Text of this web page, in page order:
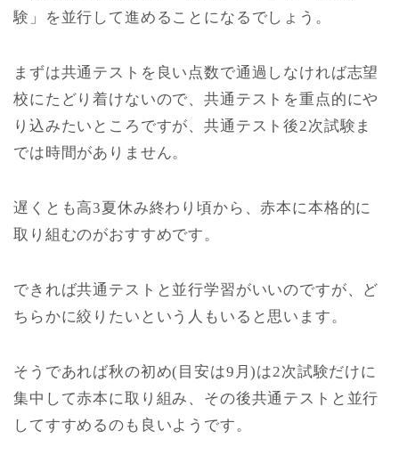
験」を並行して進めることになるでしょう。
まずは共通テストを良い点数で通過しなければ志望
校にたどり着けないので、共通テストを重点的にや
り込みたいところですが、共通テスト後2次試験ま
では時間がありません。
遅くとも高3夏休み終わり頃から、赤本に本格的に
取り組むのがおすすめです。
できれば共通テストと並行学習がいいのですが、ど
ちらかに絞りたいという人もいると思います。
そうであれば秋の初め(目安は9月)は2次試験だけに
集中して赤本に取り組み、その後共通テストと並行
してすすめるのも良いようです。